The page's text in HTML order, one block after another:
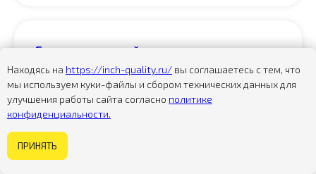
Где искать китайских поставщиков —
1688, Alibaba, выставки и каталоги
Как найти надёжных поставщиков в Китае: 1688,
Alibaba, выставки и каталоги фабрик. Советы от
INCH и пошаговая инструкция.
Читать
Находясь на https://inch-quality.ru/ вы соглашаетесь с тем, что
мы используем куки-файлы и сбором технических данных для
улучшения работы сайта согласно политике
конфиденциальности.
ПРИНЯТЬ